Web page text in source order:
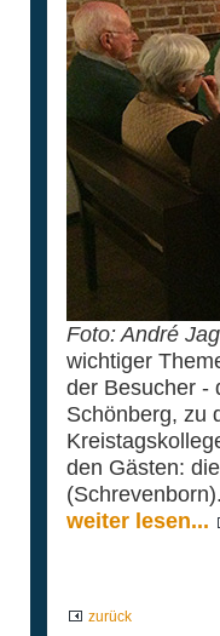
Foto: André
wichtiger
der Besucher -
Schönberg, zu
den Gästen:
(Schrevenborn).
weiter lesen...
zurück